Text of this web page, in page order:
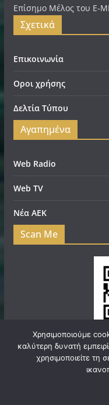
Επίσημο Μέλος του E-
Σχετικά
Επικοινωνία
Οροι χρήσης
Δελτία Τύπου
Αγαπημένα
Web Radio
Web TV
Νέα ΑΕΚ
Scan Me
Πνευματικά
Χρησιμοποιούμε
καλύτερη δυνατή
χρησιμοποιείτε τη